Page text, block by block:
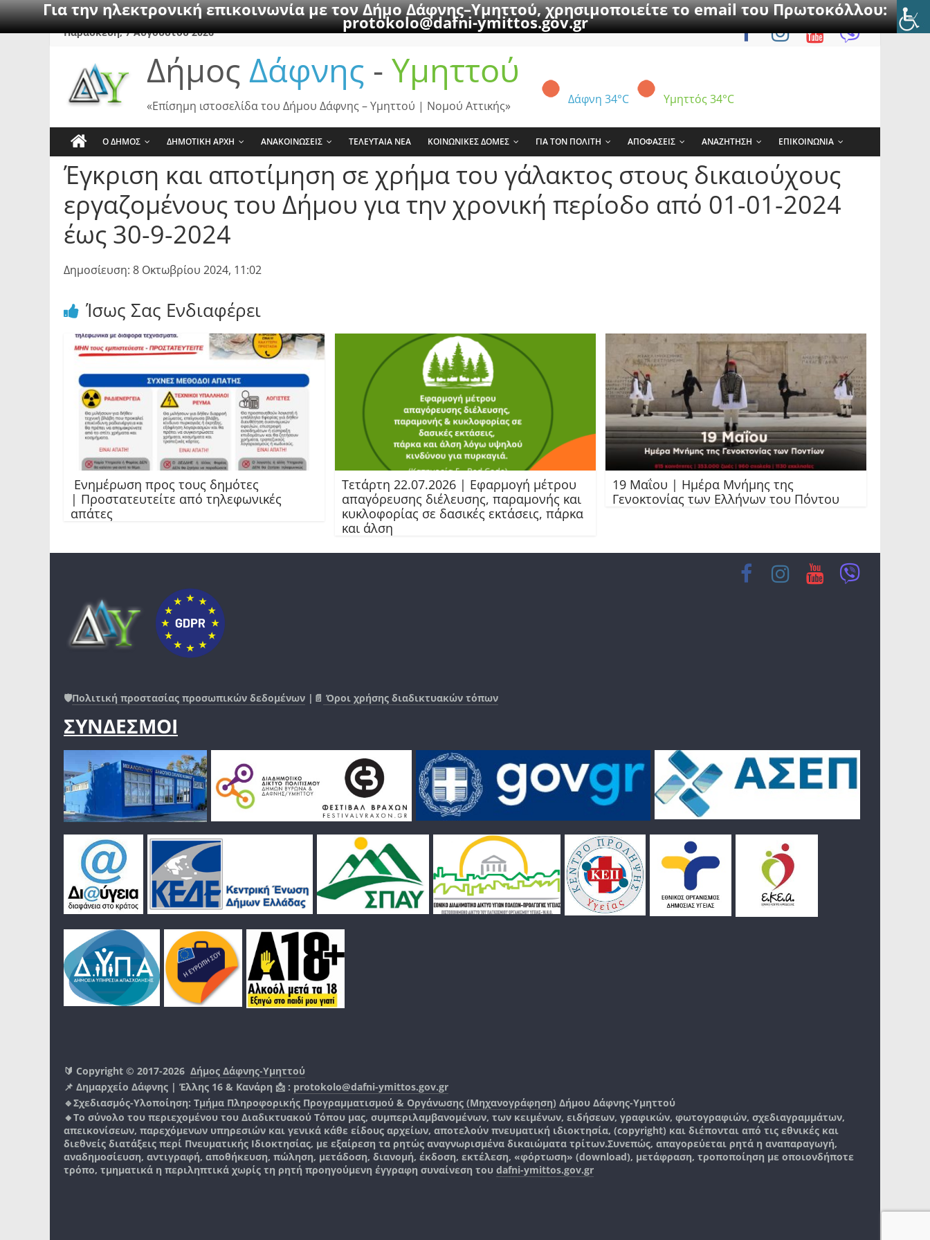
Για την ηλεκτρονική επικοινωνία με τον Δήμο Δάφνης–Υμηττού, χρησιμοποιείτε το email του Πρωτοκόλλου:
protokolo@dafni-ymittos.gov.gr
SkipΠαρασκευή, 7 Αυγούστου 2026
Δήμος Δάφνης - Υμηττού
Δάφνη 34°C Υμηττός 34°C
«Επίσημη ιστοσελίδα του Δήμου Δάφνης – Υμηττού | Νομού Αττικής»
Ο ΔΗΜΟΣ ΔΗΜΟΤΙΚΗ ΑΡΧΗ ΑΝΑΚΟΙΝΩΣΕΙΣ ΤΕΛΕΥΤΑΙΑ ΝΕΑ ΚΟΙΝΩΝΙΚΕΣ ΔΟΜΕΣ ΓΙΑ ΤΟΝ ΠΟΛΙΤΗ ΑΠΟΦΑΣΕΙΣ ΑΝΑΖΗΤΗΣΗ ΕΠΙΚΟΙΝΩΝΙΑ
Έγκριση και αποτίμηση σε χρήμα του γάλακτος στους δικαιούχους
εργαζομένους του Δήμου για την χρονική περίοδο από 01-01-2024
έως 30-9-2024
Δημοσίευση: 8 Οκτωβρίου 2024, 11:02
Ίσως Σας Ενδιαφέρει
Ενημέρωση προς τους δημότες
| Προστατευτείτε από τηλεφωνικές
απάτες
Τετάρτη 22.07.2026 | Εφαρμογή μέτρου
απαγόρευσης διέλευσης, παραμονής και
κυκλοφορίας σε δασικές εκτάσεις, πάρκα
και άλση
19 Μαΐου | Ημέρα Μνήμης της
Γενοκτονίας των Ελλήνων του Πόντου
🛡️Πολιτική προστασίας προσωπικών δεδομένων |📄 Όροι χρήσης διαδικτυακών τόπων
ΣΥΝΔΕΣΜΟΙ
🔰 Copyright © 2017-2026 Δήμος Δάφνης-Υμηττού
📌 Δημαρχείο Δάφνης | Έλλης 16 & Κανάρη 📩 : protokolo@dafni-ymittos.gov.gr
🔹Σχεδιασμός-Υλοποίηση: Τμήμα Πληροφορικής Προγραμματισμού & Οργάνωσης (Μηχανογράφηση) Δήμου Δάφνης-Υμηττού
🔸Το σύνολο του περιεχομένου του Διαδικτυακού Τόπου μας, συμπεριλαμβανομένων, των κειμένων, ειδήσεων, γραφικών, φωτογραφιών, σχεδιαγραμμάτων,
απεικονίσεων, παρεχόμενων υπηρεσιών και γενικά κάθε είδους αρχείων, αποτελούν πνευματική ιδιοκτησία, (copyright) και διέπονται από τις εθνικές και
διεθνείς διατάξεις περί Πνευματικής Ιδιοκτησίας, με εξαίρεση τα ρητώς αναγνωρισμένα δικαιώματα τρίτων.Συνεπώς, απαγορεύεται ρητά η αναπαραγωγή,
αναδημοσίευση, αντιγραφή, αποθήκευση, πώληση, μετάδοση, διανομή, έκδοση, εκτέλεση, «φόρτωση» (download), μετάφραση, τροποποίηση με οποιονδήποτε
τρόπο, τμηματικά η περιληπτικά χωρίς τη ρητή προηγούμενη έγγραφη συναίνεση του dafni-ymittos.gov.gr